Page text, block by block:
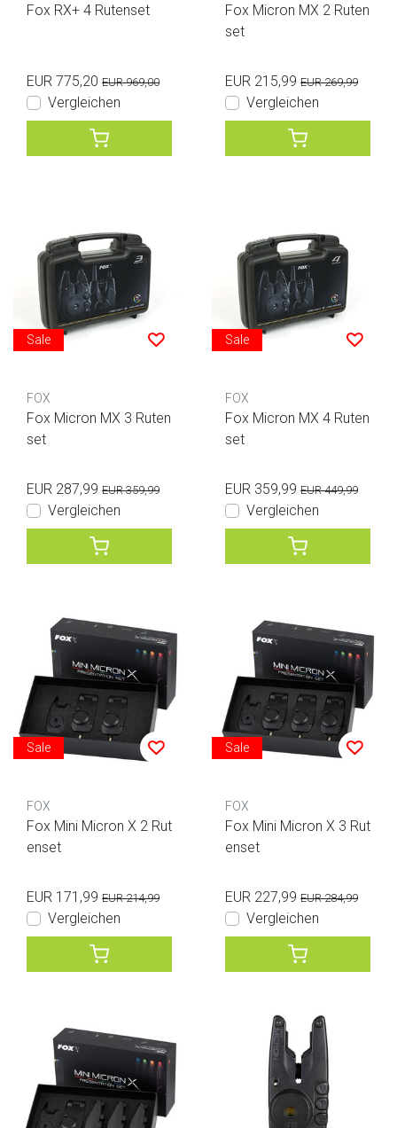
Fox RX+ 4 Rutenset
EUR 775,20 EUR 969,00
Vergleichen
Fox Micron MX 2 Ruten
set
EUR 215,99 EUR 269,99
Vergleichen
Sale
FOX
Fox Micron MX 3 Ruten
set
EUR 287,99 EUR 359,99
Vergleichen
Sale
FOX
Fox Micron MX 4 Ruten
set
EUR 359,99 EUR 449,99
Vergleichen
Sale
FOX
Fox Mini Micron X 2 Rut
enset
EUR 171,99 EUR 214,99
Vergleichen
Sale
FOX
Fox Mini Micron X 3 Rut
enset
EUR 227,99 EUR 284,99
Vergleichen